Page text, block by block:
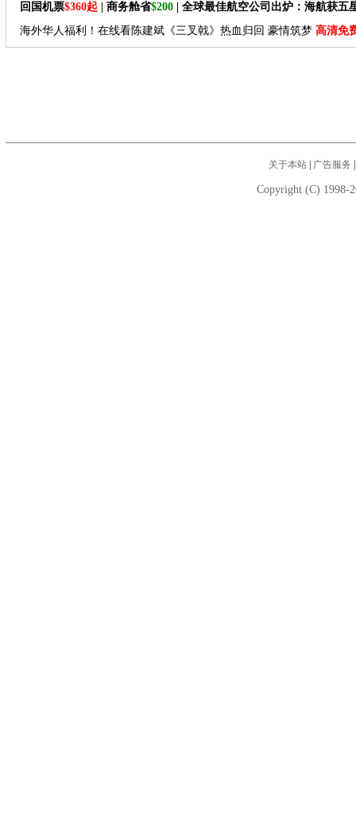
回国机票$360起 | 商务舱省$200 | 全球最佳航空公司出炉：海航获五
海外华人福利！在线看陈建斌《三叉戟》热血归回 豪情筑梦 高清免
关于本站| 广告服务
Copyright (C) 1998-